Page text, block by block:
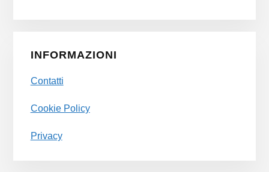
INFORMAZIONI
Contatti
Cookie Policy
Privacy